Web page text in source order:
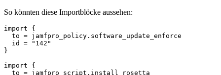
So könnten diese Importblöcke aussehen:
import {
  to = jamfpro_policy.software_update_enforce
  id = "142"
}
import {
  to = jamfpro_script.install_rosetta